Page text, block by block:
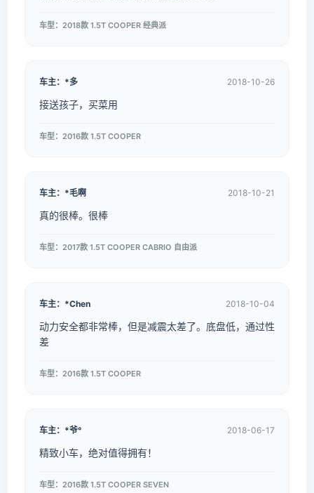
车型：2018款 1.5T COOPER 经典派
车主：*多 2018-10-26
接送孩子，买菜用
车型：2016款 1.5T COOPER
车主：*毛啊 2018-10-21
真的很棒。很棒
车型：2017款 1.5T COOPER CABRIO 自由派
车主：*Chen 2018-10-04
动力安全都非常棒，但是减震太差了。底盘低，通过性
差
车型：2016款 1.5T COOPER
车主：*爷° 2018-06-17
精致小车，绝对值得拥有！
车型：2016款 1.5T COOPER SEVEN